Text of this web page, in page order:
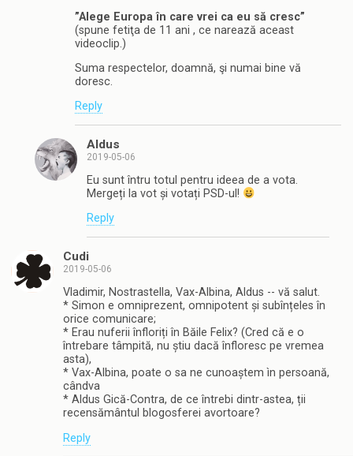
”Alege Europa în care vrei ca eu să cresc”
(spune fetiţa de 11 ani , ce narează aceast
videoclip.)
Suma respectelor, doamnă, şi numai bine vă
doresc.
Reply
Aldus
2019-05-06
Eu sunt întru totul pentru ideea de a vota.
Mergeți la vot și votați PSD-ul!
Reply
Cudi
2019-05-06
Vladimir, Nostrastella, Vax-Albina, Aldus -- vă salut.
* Simon e omniprezent, omnipotent și subînțeles în
orice comunicare;
* Erau nuferii înfloriți în Băile Felix? (Cred că e o
întrebare tâmpită, nu știu dacă înfloresc pe vremea
asta),
* Vax-Albina, poate o sa ne cunoaștem ìn persoană,
cândva
* Aldus Gică-Contra, de ce întrebi dintr-astea, ții
recensământul blogosferei avortoare?
Reply